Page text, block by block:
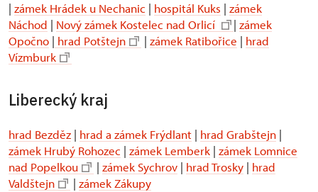
| zámek Hrádek u Nechanic | hospitál Kuks | zámek
Náchod | Nový zámek Kostelec nad Orlicí | zámek
Opočno | hrad Potštejn | zámek Ratibořice | hrad
Vízmburk
Liberecký kraj
hrad Bezděz | hrad a zámek Frýdlant | hrad Grabštejn |
zámek Hrubý Rohozec | zámek Lemberk | zámek Lomnice
nad Popelkou
| zámek Sychrov | hrad Trosky | hrad
Valdštejn
| zámek Zákupy